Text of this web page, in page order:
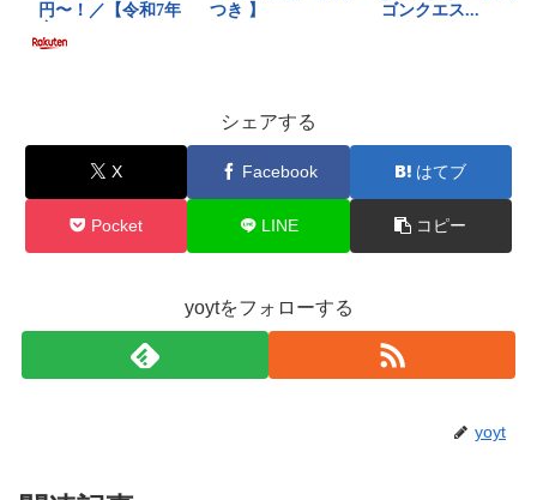
シェアする
X Facebook はてブ
Pocket LINE コピー
yoytをフォローする
yoyt